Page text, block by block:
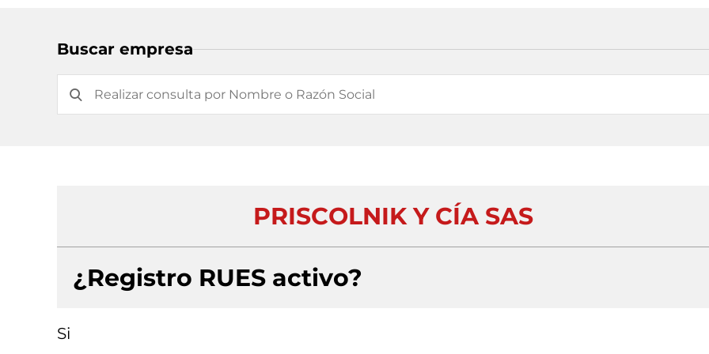
Buscar empresa
PRISCOLNIK Y CÍA SAS
¿Registro RUES activo?
Si